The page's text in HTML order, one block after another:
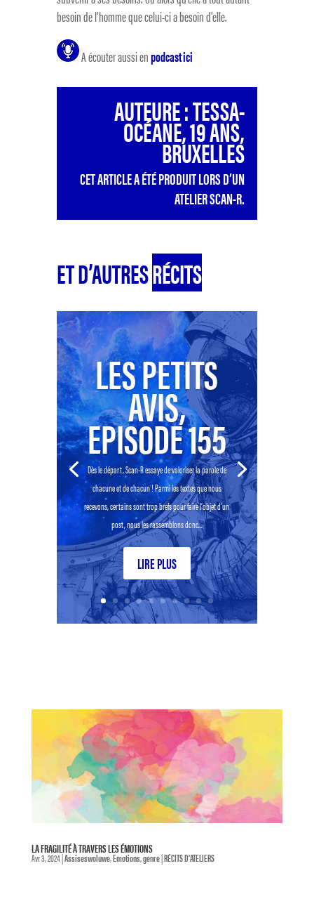
besoin de l’homme que celui-ci a besoin d’elle.
A écouter aussi enpodcast ici
AUTEURE : TESSA-
OCÉANE, 19 ANS,
BRUXELLES
CET ARTICLE A ÉTÉ PRODUIT LORS D’UN
ATELIER SCAN-R.
ET D’AUTRESRÉCITS
LES PETITS
AVIS,
EPISODE 155
Dès le départ, Scan-R essaye de valoriser la parole de
chacune et de chacun ! Parmi les textes que nous
recevons, certains sont trop brefs pour faire l’objet d’un
post, nous les rassemblons donc...
LIRE PLUS
LA FRAGILITÉ À TRAVERS LES ÉMOTIONS
Avr 3, 2024|Assiseswoluwe,Emotions,genre|RÉCITS D'ATELIERS